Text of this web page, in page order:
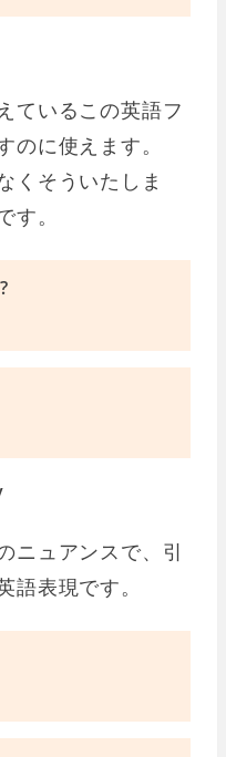
ているこの英語フ
のに使えます。
くそういたしま
。
ニュアンスで、引
語表現です。